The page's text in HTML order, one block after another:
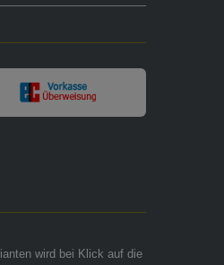
wird bei Klick auf die